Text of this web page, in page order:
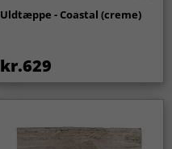
Uldtæppe - Coastal (creme)
kr.629